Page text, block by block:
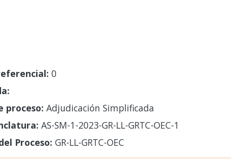
0
proceso: Adjudicación Simplificada
AS-SM-1-2023-GR-LL-GRTC-OEC-1
Proceso: GR-LL-GRTC-OEC